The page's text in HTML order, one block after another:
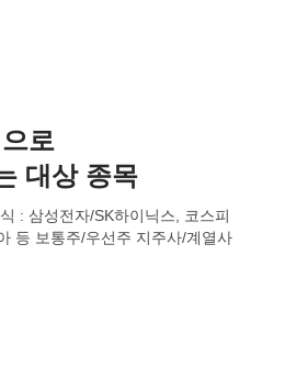
로
대상 종목
: 삼성전자/SK하이닉스, 코스피
등 보통주/우선주 지주사/계열사